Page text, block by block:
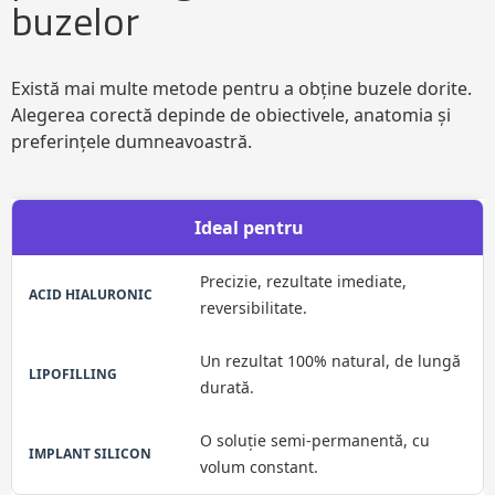
buzelor
Există mai multe metode pentru a obține buzele dorite.
Alegerea corectă depinde de obiectivele, anatomia și
preferințele dumneavoastră.
Ideal pentru
Precizie, rezultate imediate,
reversibilitate.
Un rezultat 100% natural, de lungă
durată.
O soluție semi-permanentă, cu
volum constant.